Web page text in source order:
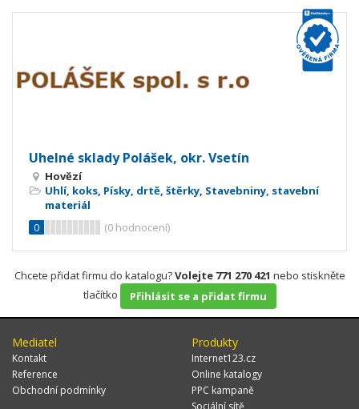
Uhelné sklady Polášek, okr. Vsetín
Hovězí
Uhlí, koks, Písky, drtě, štěrky, Stavebniny, stavební
materiál
0
(0 hodnocení)
Chcete přidat firmu do katalogu?Volejte 771 270 421 nebo stiskněte
tlačítko
Přihlásit se a přidat firmu
Mediatel
Kontakt
Reference
Obchodní podmínky
Produkty
Internet123.cz
Online katalogy
PPC kampaně
Sociální sítě